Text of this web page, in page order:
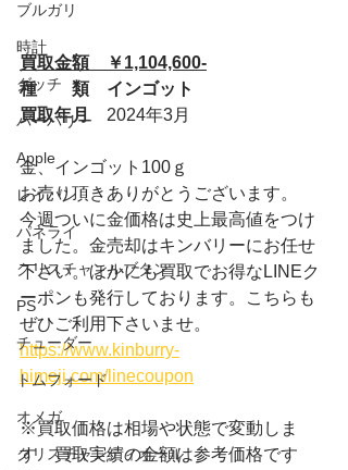
ブルガリ
時計
グッチ
バーバリー
Apple
レイバン
パネライ
クリスチャンルブタン
PS
チューダー
トムフォード
オメガ
クリスチャンディオール
買取金額　￥1,104,600-
種　　類　インゴット
買取年月 2024年3月
金、インゴット100ｇ
お売り頂きありがとうございます。
今週ついに金価格は史上最高値をつけ
ました。金売却はキンバリーにお任せ
下さい。ほかにも買取でお得なLINEク
ーポンも発行しております。こちらも
ぜひご利用下さいませ。
https://www.kinburry-
himeji.com/linecoupon
※買取価格は相場や状態で変動しま
す　買取実績の金額は参考価格です